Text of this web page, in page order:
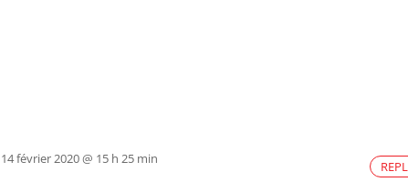
14 février 2020 @ 15 h 25 min